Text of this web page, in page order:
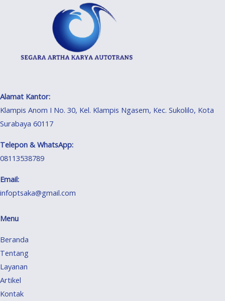
Alamat Kantor:
Klampis Anom I No. 30, Kel. Klampis Ngasem, Kec. Sukolilo, Kota
Surabaya 60117
Telepon & WhatsApp:
08113538789
Email:
infoptsaka@gmail.com
Menu
Beranda
Tentang
Layanan
Artikel
Kontak